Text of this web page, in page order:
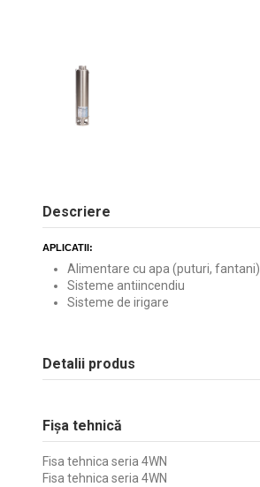
Descriere
APLICATII:
Alimentare cu apa (puturi, fantani)
Sisteme antiincendiu
Sisteme de irigare
Detalii produs
Fișa tehnică
Fisa tehnica seria 4WN
Fisa tehnica seria 4WN